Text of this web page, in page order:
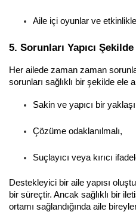
Aile içi oyunlar ve
5. Sorunları Yapıcı
Her ailede zaman zaman
sorunları sağlıklı bir şekilde ele
Sakin ve yapıcı bir
Çözüme odaklanılmalı,
Suçlayıcı veya kırıcı
Destekleyici bir aile yapısı
bir süreçtir. Ancak sağlıklı bir
ortamı sağlandığında aile